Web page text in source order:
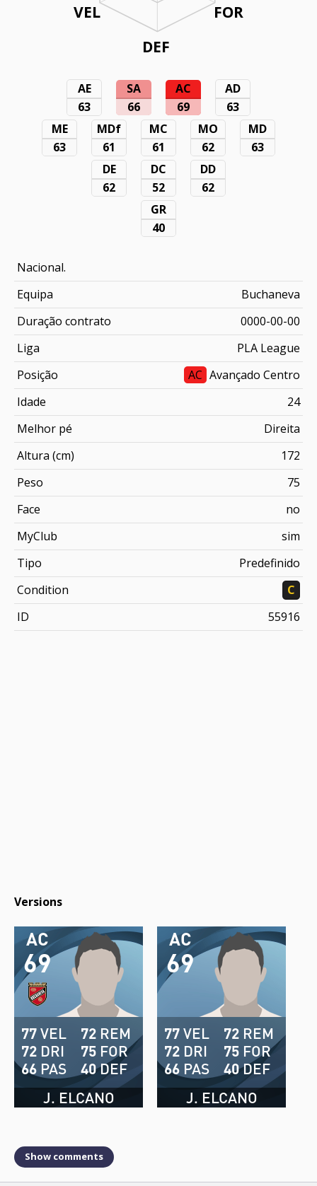
FOR
DEF
VEL
AE
63
SA
66
AC
69
AD
63
ME
63
MDf
61
MC
61
MO
62
MD
63
DE
62
DC
52
DD
62
GR
40
Nacional.
Equipa
Buchaneva
Duração contrato
0000-00-00
Liga
PLA League
Posição
AC Avançado Centro
Idade
24
Melhor pé
Direita
Altura (cm)
172
Peso
75
Face
no
MyClub
sim
Tipo
Predefinido
Condition
C
ID
55916
Versions
69
AC
J. ELCANO
77VEL
72 DRI
66 PAS
72 REM
75 FOR
40DEF
69
AC
J. ELCANO
77VEL
72 DRI
66 PAS
72 REM
75 FOR
40DEF
Show comments